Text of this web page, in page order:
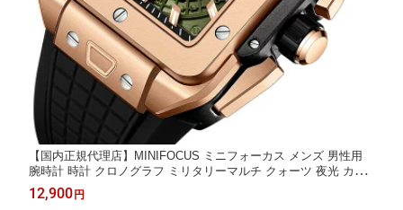
【国内正規代理店】MINIFOCUS ミニフォーカス メンズ 男性用
腕時計 時計 クロノグラフ ミリタリーマルチ クォーツ 夜光 カレ
ンダー スーツ プレゼント ギフト お祝い 誕生日 父の日 かっこい
い 成人式 クリスマス 彼氏 旦那 男性用 MF0475G
12,900 円